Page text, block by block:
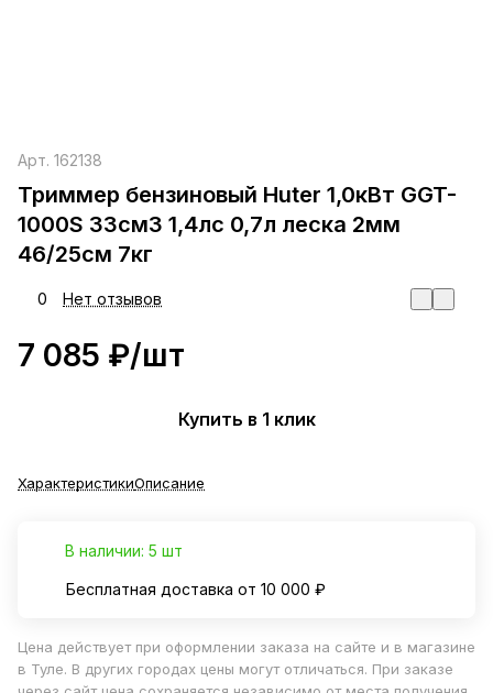
Арт. 162138
Триммер бензиновый Huter 1,0кВт GGT-
1000S 33см3 1,4лс 0,7л леска 2мм
46/25см 7кг
0 Нет отзывов
7 085 ₽/шт
Купить в 1 клик
ХарактеристикиОписание
В наличии: 5 шт
Бесплатная доставка от 10 000 ₽
Цена действует при оформлении заказа на сайте и в магазине
в Туле. В других городах цены могут отличаться. При заказе